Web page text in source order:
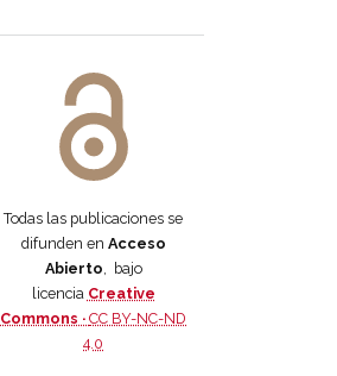
Todas las publicaciones se
difunden en Acceso
Abierto, bajo
licencia Creative
Commons ·CC BY-NC-ND
4.0